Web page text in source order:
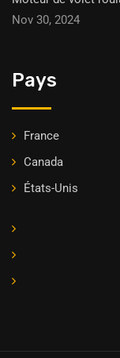
Nov 30, 2024
Pays
France
Canada
États-Unis